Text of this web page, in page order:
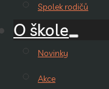
Spolek rodičů
O škole
Novinky
Akce